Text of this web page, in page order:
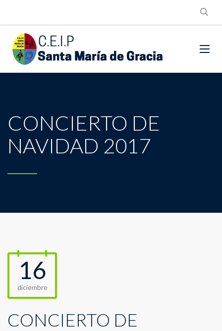
CONCIERTO DE
NAVIDAD 2017
16
diciembre
CONCIERTO DE